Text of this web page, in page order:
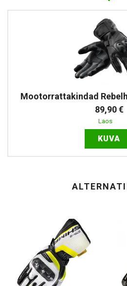
Mootorrattakindad
89,90 €
Laos
KUVA